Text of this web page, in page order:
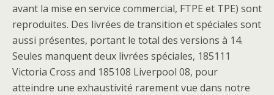
avant la mise en service commercial, FTPE et TPE) sont
reproduites. Des livrées de transition et spéciales sont
aussi présentes, portant le total des versions à 14.
Seules manquent deux livrées spéciales, 185111
Victoria Cross and 185108 Liverpool 08, pour
atteindre une exhaustivité rarement vue dans notre